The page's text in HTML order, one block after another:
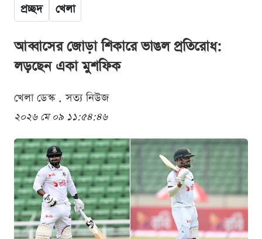
প্রচ্ছদ খেলা
আব্বাসের জোড়া শিকারে ভাঙল প্রতিরোধ:
লড়ছেন একা মুশফিক
খেলা ডেস্ক . সত্য নিউজ
২০২৬ মে ০৯ ১১:৫৪:৪৬